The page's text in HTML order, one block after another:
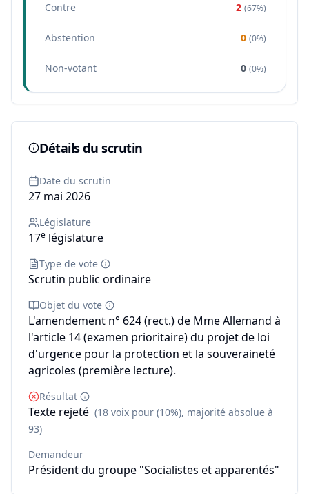
Contre 2 (67%)
Abstention 0 (0%)
Non-votant 0 (0%)
Détails du scrutin
Date du scrutin
27 mai 2026
Législature
17e législature
Type de vote
Scrutin public ordinaire
Objet du vote
L'amendement n° 624 (rect.) de Mme Allemand à
l'article 14 (examen prioritaire) du projet de loi
d'urgence pour la protection et la souveraineté
agricoles (première lecture).
Résultat
Texte rejeté (18 voix pour (10%), majorité absolue à
93)
Demandeur
Président du groupe "Socialistes et apparentés"